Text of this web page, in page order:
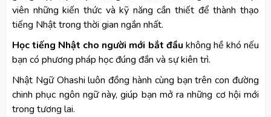
viên những kiến thức và kỹ năng cần thiết để thành thạo
tiếng Nhật trong thời gian ngắn nhất.
Học tiếng Nhật cho người mới bắt đầu không hề khó nếu
bạn có phương pháp học đúng đắn và sự kiên trì.
Nhật Ngữ Ohashi luôn đồng hành cùng bạn trên con đường
chinh phục ngôn ngữ này, giúp bạn mở ra những cơ hội mới
trong tương lai.